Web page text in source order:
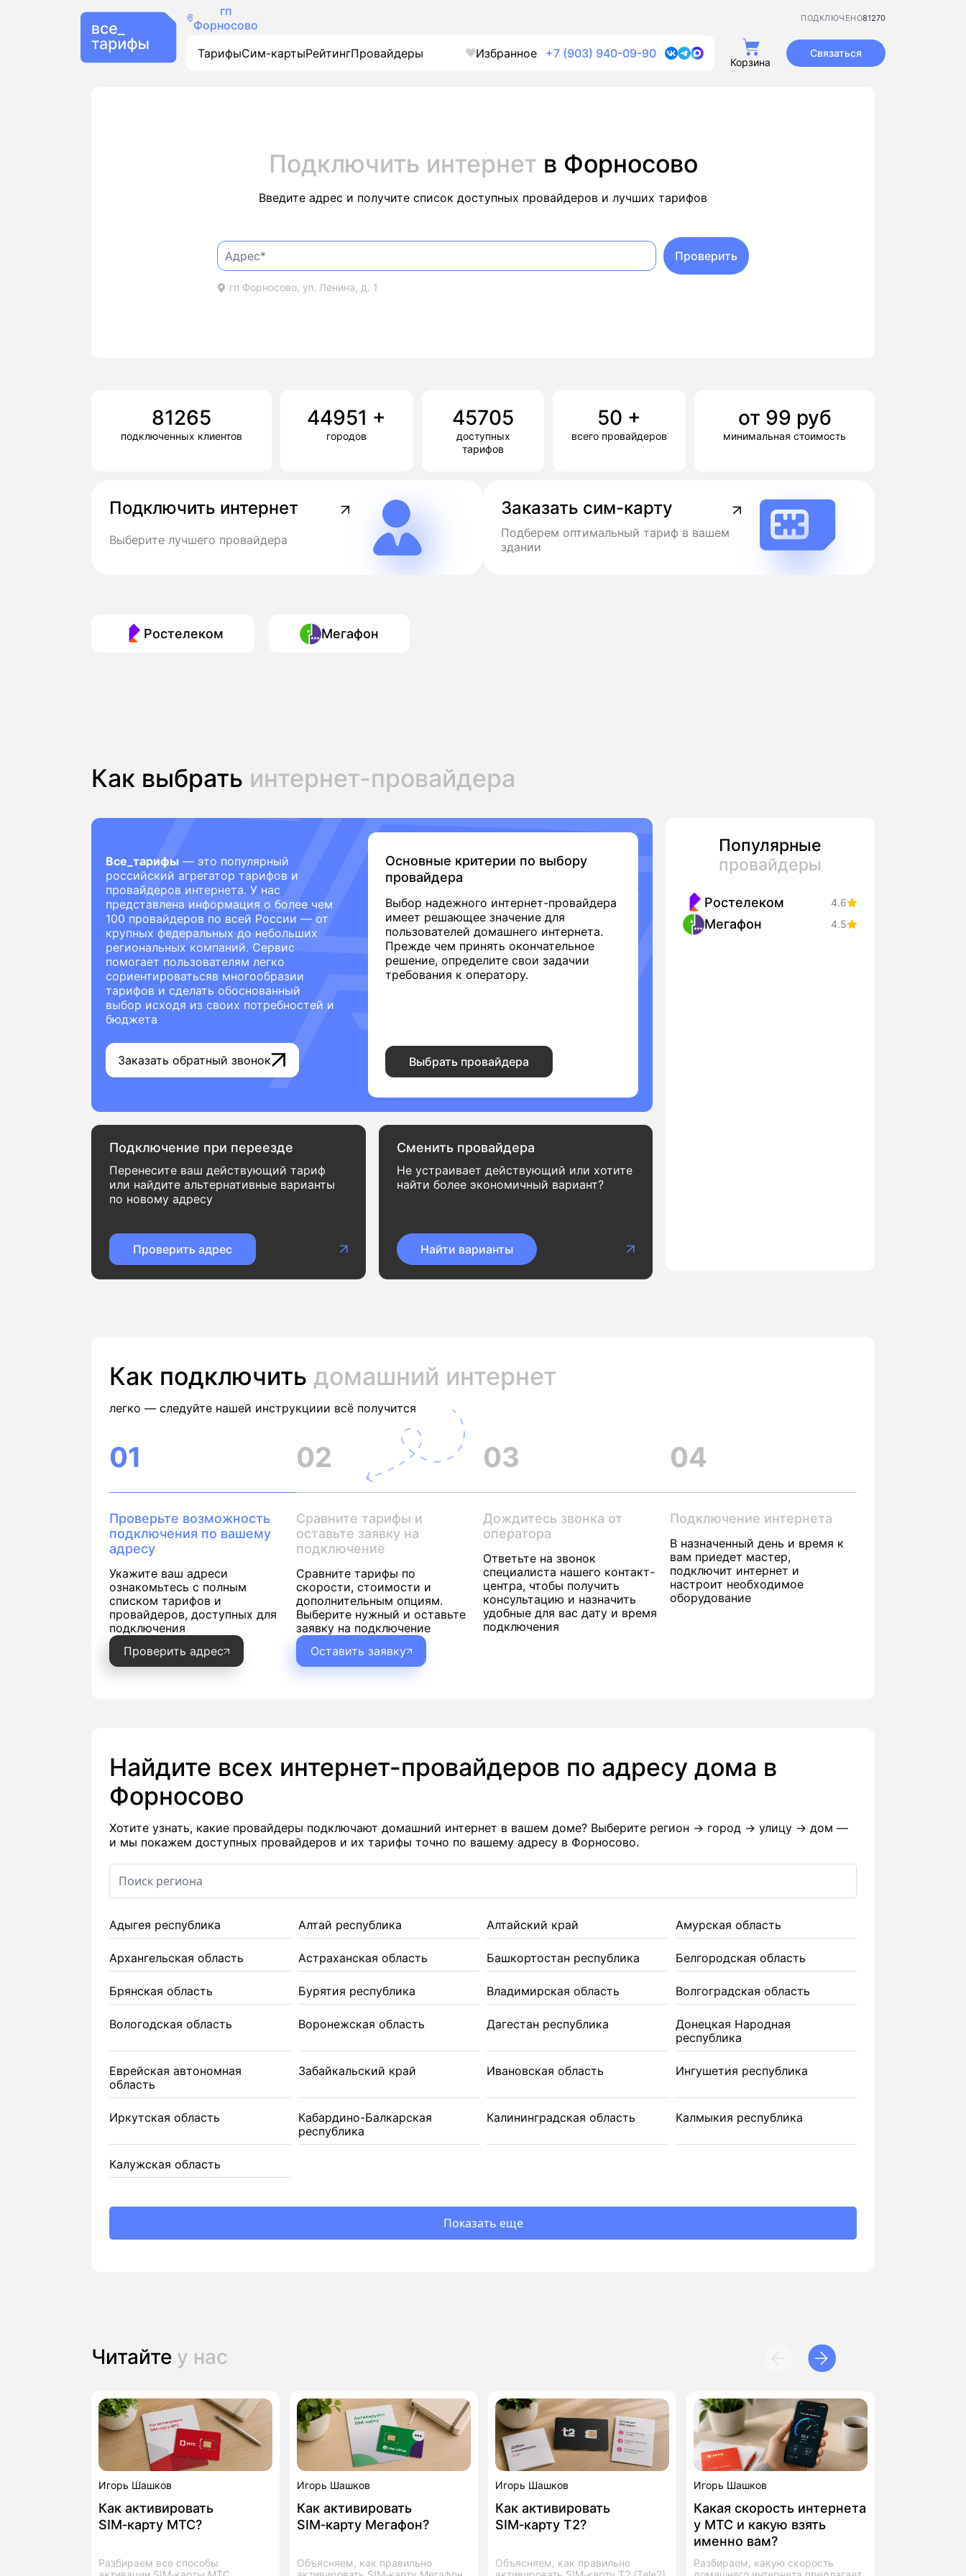
гп
Форносово
81270
ПОДКЛЮЧЕНО
ТарифыСим-картыРейтингПровайдеры Избранное +7 (903) 940-09-90
Корзина
Связаться
Подключить интернет в Форносово
Введите адрес и получите список доступных провайдеров и лучших тарифов
гп Форносово, ул. Ленина, д. 1
Проверить
81265
подключенных клиентов
44951 +
городов
45705
доступных
тарифов
50 +
всего провайдеров
от 99 руб
минимальная стоимость
Подключить интернет
Выберите лучшего провайдера
Заказать сим-карту
Подберем оптимальный тариф в вашем
здании
Ростелеком Мегафон
Как выбрать интернет-провайдера
Все_тарифы — это популярный
российский агрегатор тарифов и
провайдеров интернета. У нас
представлена информация о более чем
100 провайдеров по всей России — от
крупных федеральных до небольших
региональных компаний. Сервис
помогает пользователям легко
сориентироватьсяв многообразии
тарифов и сделать обоснованный
выбор исходя из своих потребностей и
бюджета
Заказать обратный звонок
Основные критерии по выбору
провайдера
Выбор надежного интернет-провайдера
имеет решающее значение для
пользователей домашнего интернета.
Прежде чем принять окончательное
решение, определите свои задачии
требования к оператору.
Выбрать провайдера
Подключение при переезде
Перенесите ваш действующий тариф
или найдите альтернативные варианты
по новому адресу
Проверить адрес
Сменить провайдера
Не устраивает действующий или хотите
найти более экономичный вариант?
Найти варианты
Популярные
провайдеры
Ростелеком 4.6
Мегафон 4.5
Как подключить домашний интернет
легко — следуйте нашей инструкциии всё получится
01
Проверьте возможность
подключения по вашему
адресу
Укажите ваш адреси
ознакомьтесь с полным
списком тарифов и
провайдеров, доступных для
подключения
Проверить адрес
02
Сравните тарифы и
оставьте заявку на
подключение
Сравните тарифы по
скорости, стоимости и
дополнительным опциям.
Выберите нужный и оставьте
заявку на подключение
Оставить заявку
03
Дождитесь звонка от
оператора
Ответьте на звонок
специалиста нашего контакт-
центра, чтобы получить
консультацию и назначить
удобные для вас дату и время
подключения
04
Подключение интернета
В назначенный день и время к
вам приедет мастер,
подключит интернет и
настроит необходимое
оборудование
Найдите всех интернет-провайдеров по адресу дома в
Форносово
Хотите узнать, какие провайдеры подключают домашний интернет в вашем доме? Выберите регион → город → улицу → дом —
и мы покажем доступных провайдеров и их тарифы точно по вашему адресу в Форносово.
Адыгея республика Алтай республика Алтайский край Амурская область
Архангельская область Астраханская область Башкортостан республика Белгородская область
Брянская область Бурятия республика Владимирская область Волгоградская область
Вологодская область Воронежская область Дагестан республика
Донецкая Народная
республика
Еврейская автономная
область
Забайкальский край Ивановская область Ингушетия республика
Иркутская область
Кабардино-Балкарская
республика
Калининградская область Калмыкия республика
Калужская область
Показать еще
Читайте у нас
Игорь Шашков
Как активировать
SIM‑карту МТС?
Разбираем все способы
Игорь Шашков
Как активировать
SIM‑карту Мегафон?
Объясняем, как правильно
Игорь Шашков
Как активировать
SIM‑карту T2?
Объясняем, как правильно
Игорь Шашков
Какая скорость интернета
у МТС и какую взять
именно вам?
Разбираем, какую скорость